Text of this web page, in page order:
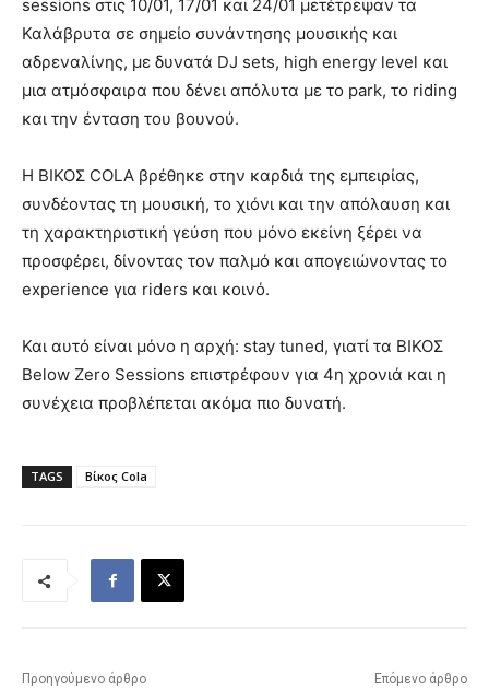
sessions στις 10/01, 17/01 και 24/01 μετέτρεψαν τα
Καλάβρυτα σε σημείο συνάντησης μουσικής και
αδρεναλίνης, με δυνατά DJ sets, high energy level και
μια ατμόσφαιρα που δένει απόλυτα με το park, το riding
και την ένταση του βουνού.
Η ΒΙΚΟΣ COLA βρέθηκε στην καρδιά της εμπειρίας,
συνδέοντας τη μουσική, το χιόνι και την απόλαυση και
τη χαρακτηριστική γεύση που μόνο εκείνη ξέρει να
προσφέρει, δίνοντας τον παλμό και απογειώνοντας το
experience για riders και κοινό.
Και αυτό είναι μόνο η αρχή: stay tuned, γιατί τα ΒΙΚΟΣ
Below Zero Sessions επιστρέφουν για 4η χρονιά και η
συνέχεια προβλέπεται ακόμα πιο δυνατή.
TAGS Βίκος Cola
Προηγούμενο άρθρο Επόμενο άρθρο